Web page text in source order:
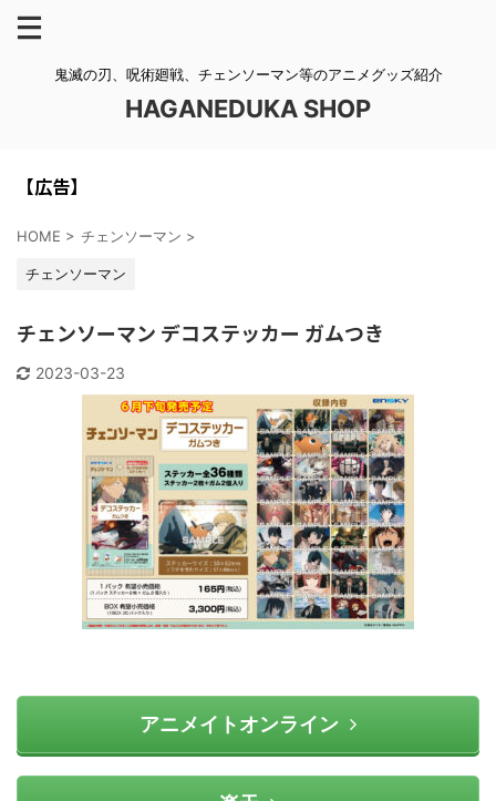
鬼滅の刃、呪術廻戦、チェンソーマン等のアニメグッズ紹介
HAGANEDUKA SHOP
【広告】
HOME > チェンソーマン >
チェンソーマン
チェンソーマン デコステッカー ガムつき
2023-03-23
アニメイトオンライン